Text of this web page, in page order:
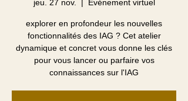
jeu. 27 nov.
  |
Evénement virtuel
explorer en profondeur les nouvelles
fonctionnalités des IAG ? Cet atelier
dynamique et concret vous donne les clés
pour vous lancer ou parfaire vos
connaissances sur l'IAG